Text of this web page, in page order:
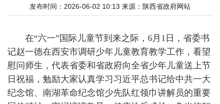
发布时间：2026-06-02 10:13 来源： 陕西省政府网站
在“六一”国际儿童节到来之际，6月1日，省委书
记赵一德在西安市调研少年儿童教育教学工作，看望
慰问师生，代表省委和省政府向全省少年儿童送上节
日祝福，勉励大家认真学习习近平总书记给中共一大
纪念馆、南湖革命纪念馆少先队红领巾讲解员的重要